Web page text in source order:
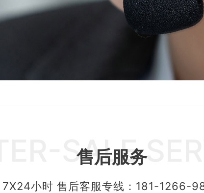
售后服务
SALE
7X24小时 售后客服专线：181-1266-